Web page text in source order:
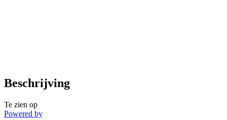
Beschrijving
Te zien op
Powered by